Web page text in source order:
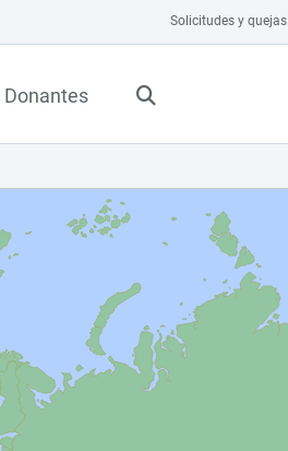
Solicitudes y quejas
Donantes